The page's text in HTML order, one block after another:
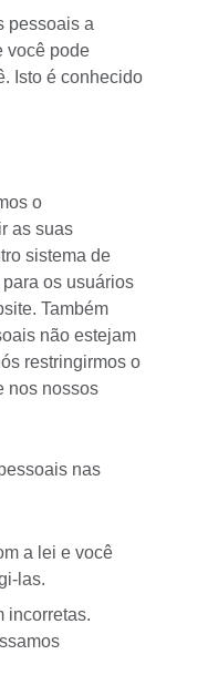
pessoais a
você pode
Isto é conhecido
o
as suas
sistema de
os usuários
Também
não estejam
restringirmos o
nos nossos
nas
a lei e você
las.
incorretas.